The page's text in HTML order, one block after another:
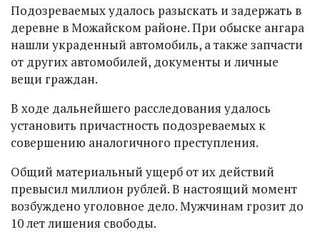
Подозреваемых удалось разыскать и задержать в
деревне в Можайском районе. При обыске ангара
нашли украденный автомобиль, а также запчасти
от других автомобилей, документы и личные
вещи граждан.
В ходе дальнейшего расследования удалось
установить причастность подозреваемых к
совершению аналогичного преступления.
Общий материальный ущерб от их действий
превысил миллион рублей. В настоящий момент
возбуждено уголовное дело. Мужчинам грозит до
10 лет лишения свободы.